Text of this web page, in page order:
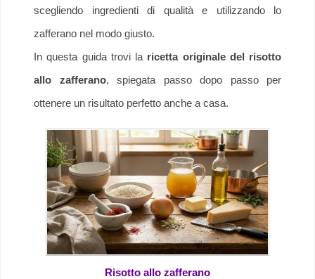
scegliendo ingredienti di qualità e utilizzando lo
zafferano nel modo giusto.
In questa guida trovi la ricetta originale del risotto
allo zafferano, spiegata passo dopo passo per
ottenere un risultato perfetto anche a casa.
Risotto allo zafferano